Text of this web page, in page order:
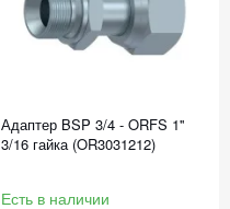
Адаптер BSP 3/4 - ORFS 1''
3/16 гайка (OR3031212)
Есть в наличии